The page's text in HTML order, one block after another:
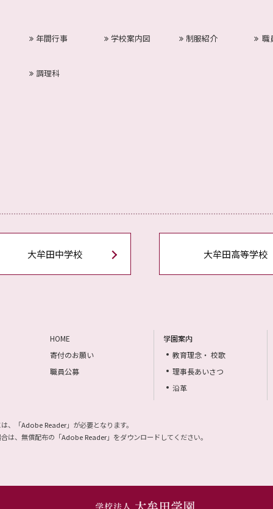
年間行事 学校案内図 制服紹介 職
調理科
大牟田中学校 大牟田高等学校
HOME
寄付のお願い
職員公募
学園案内
教育理念・ 校歌
理事長あいさつ
沿革
、「Adobe Reader」が必要となります。
は、無償配布の「Adobe Reader」をダウンロードしてください。